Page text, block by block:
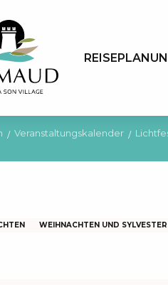
Veranstaltungskalender
WEIHNACHTEN UND SYLVESTER